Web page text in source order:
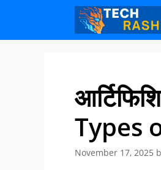
content
content
Types
November 17, 2025